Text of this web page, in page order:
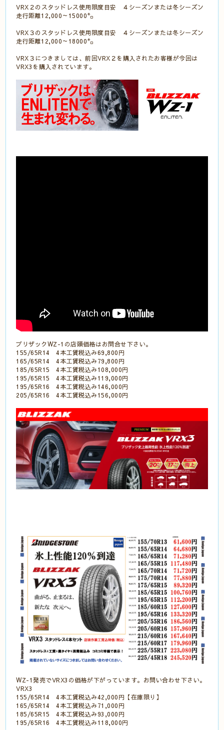
VRX２のスタッドレス使用限度目安 ４シーズンまたは冬シーズン
走行距離12,000～15000㌔
VRX３のスタッドレス使用限度目安 ４シーズンまたは冬シーズン
走行距離12,000～18000㌔
VRX３につきましては、前回VRX２を購入されたお客様が今回は
VRX3を購入されています。
ブリザックWZ-1の店頭価格はお問合せ下さい。
155/65R14 4本工賃税込み69,800円
165/65R14 4本工賃税込み79,800円
185/65R15 4本工賃税込み108,000円
195/65R15 4本工賃税込み119,000円
195/65R16 4本工賃税込み146,000円
205/65R16 4本工賃税込み156,000円
WZ-1発売でVRX3の価格が下がっています。お問い合わせ下さい。
VRX3
155/65R14 4本工賃税込み42,000円【在庫限り】
165/65R14 4本工賃税込み71,000円
185/65R15 4本工賃税込み93,000円
195/65R16 4本工賃税込み118,000円